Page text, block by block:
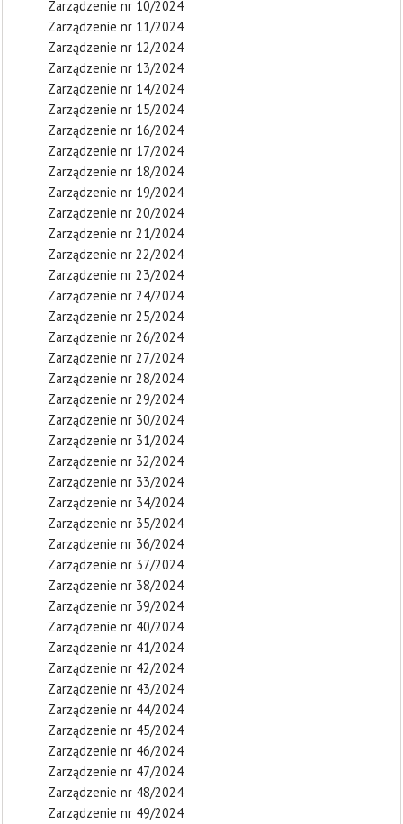
Zarządzenie nr 10/2024
Zarządzenie nr 11/2024
Zarządzenie nr 12/2024
Zarządzenie nr 13/2024
Zarządzenie nr 14/2024
Zarządzenie nr 15/2024
Zarządzenie nr 16/2024
Zarządzenie nr 17/2024
Zarządzenie nr 18/2024
Zarządzenie nr 19/2024
Zarządzenie nr 20/2024
Zarządzenie nr 21/2024
Zarządzenie nr 22/2024
Zarządzenie nr 23/2024
Zarządzenie nr 24/2024
Zarządzenie nr 25/2024
Zarządzenie nr 26/2024
Zarządzenie nr 27/2024
Zarządzenie nr 28/2024
Zarządzenie nr 29/2024
Zarządzenie nr 30/2024
Zarządzenie nr 31/2024
Zarządzenie nr 32/2024
Zarządzenie nr 33/2024
Zarządzenie nr 34/2024
Zarządzenie nr 35/2024
Zarządzenie nr 36/2024
Zarządzenie nr 37/2024
Zarządzenie nr 38/2024
Zarządzenie nr 39/2024
Zarządzenie nr 40/2024
Zarządzenie nr 41/2024
Zarządzenie nr 42/2024
Zarządzenie nr 43/2024
Zarządzenie nr 44/2024
Zarządzenie nr 45/2024
Zarządzenie nr 46/2024
Zarządzenie nr 47/2024
Zarządzenie nr 48/2024
Zarządzenie nr 49/2024